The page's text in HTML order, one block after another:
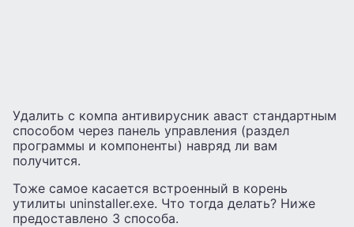
Удалить с компа антивирусник аваст стандартным
способом через панель управления (раздел
программы и компоненты) навряд ли вам
получится.
Тоже самое касается встроенный в корень
утилиты uninstaller.exe. Что тогда делать? Ниже
предоставлено 3 способа.